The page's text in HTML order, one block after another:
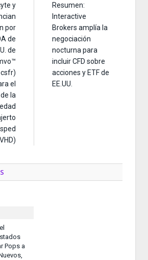
y
por
de
de
el
la
Resumen:
Interactive
Brokers amplía la
negociación
nocturna para
incluir CFD sobre
acciones y ETF de
EE.UU.
Pops a